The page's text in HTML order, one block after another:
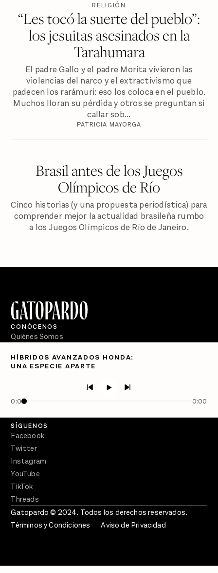
RELIGIÓN
“Les tocó la suerte del pueblo”:
los jesuitas asesinados en la
Tarahumara
El padre Gallo y el padre Morita vivieron las
violencias del narco y el extractivismo que
padecen los rarámuri: eso los coloca en el pueblo.
Muchos lloran su pérdida y otros se preguntan si
callar sob...
PATRICIA MAYORGA
Brasil antes de los Juegos
Olímpicos de Río
Cinco historias (y una propuesta periodística) para
comprender mejor la actualidad brasileña rumbo
a los Juegos Olímpicos de Río de Janeiro.
HÍBRIDOS AVANZADOS HONDA:
UNA ESPECIE APARTE
0:00 0:00
CONÓCENOS
Quiénes Somos
PÓDCASTS
Crecer en Distopía
SÍGUENOS
Facebook
Twitter
Instagram
YouTube
TikTok
Threads
Gatopardo © 2024. Todos los derechos reservados.
Términos y Condiciones
Aviso de Privacidad